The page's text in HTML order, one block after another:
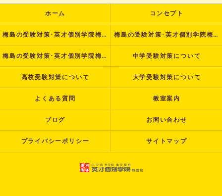
ホーム コンセプト
梅島の受験対策･英才個別学院梅島校の口コミ情報 梅島の受験対策･英才個別学院梅島校の評判
梅島の受験対策･英才個別学院梅島校のお客様の声 中学受験対策について
高校受験対策について 大学受験対策について
よくある質問 教室案内
ブログ お問い合わせ
プライバシーポリシー サイトマップ